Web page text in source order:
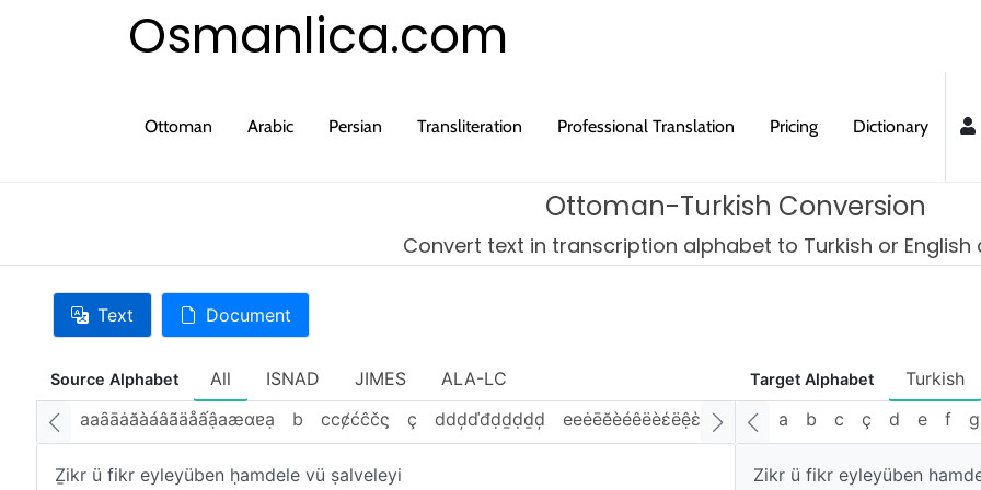
Osmanlica.com
Ottoman Arabic Persian Transliteration Professional Translation Pricing Dictionary
Ottoman-Turkish Conversion
Convert text in transcription alphabet to Turkish or English
Text Document
Source Alphabet All ISNAD JIMES
ALA-LC
aaȃāȧăàáâãäåấậаæɑɐạ
b ccȼćĉčϛ ç ddḑďđḍḏḍḏḑ eeėēĕèéêëѐέёệἑɛϵεԑɜɝеәэзəɚę ggĝğġģɠ ğ
Target Alphabet Turkish
a
b c ç d e f g
Zikr ü fikr eyleyüben